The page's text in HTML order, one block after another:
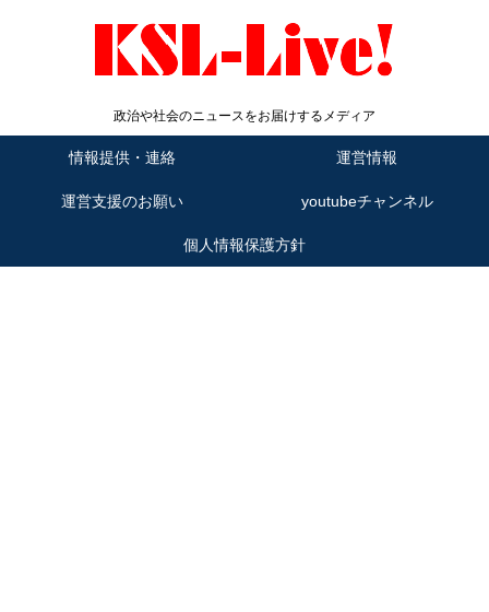
政治や社会のニュースをお届けするメディア
情報提供・連絡 運営情報
運営支援のお願い youtubeチャンネル
個人情報保護方針